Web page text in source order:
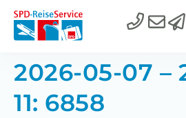
2026-05-07 –
11: 6858